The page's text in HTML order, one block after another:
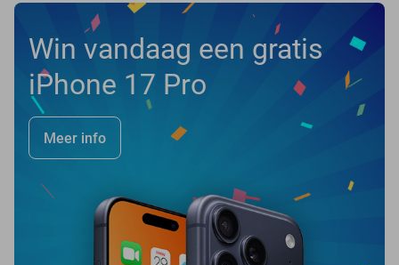
Win vandaag een gratis
iPhone 17 Pro
Meer info